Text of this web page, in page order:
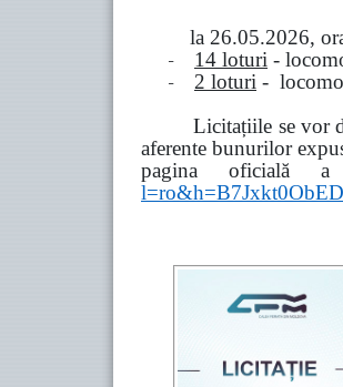
la 26.05.2026,
- 14 loturi -
- 2 loturi -
Licitațiile se vor
aferente bunurilor
pagina oficială a